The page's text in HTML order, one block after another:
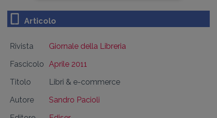
Articolo
Rivista
Giornale della Libreria
Fascicolo Aprile 2011
Titolo
Libri & e-commerce
Autore
Sandro Pacioli